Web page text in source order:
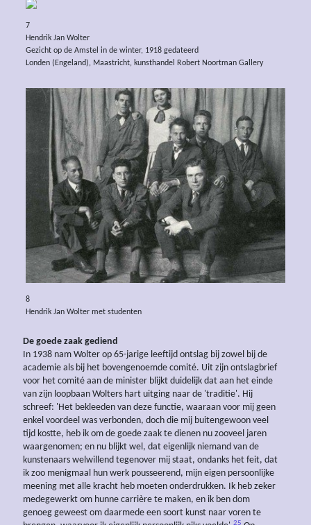
7
Hendrik Jan Wolter
Gezicht op de Amstel in de winter, 1918 gedateerd
Londen (Engeland), Maastricht, kunsthandel Robert Noortman Gallery
8
Hendrik Jan Wolter met studenten
De goede zaak gediend
In 1938 nam Wolter op 65-jarige leeftijd ontslag bij zowel bij de
academie als bij het bovengenoemde comité. Uit zijn ontslagbrief
voor het comité aan de minister blijkt duidelijk dat aan het einde
van zijn loopbaan Wolters hart uitging naar de 'traditie'. Hij
schreef: 'Het bekleeden van deze functie, waaraan voor mij geen
enkel voordeel was verbonden, doch die mij buitengewoon veel
tijd kostte, heb ik om de goede zaak te dienen nu zooveel jaren
waargenomen; en nu blijkt wel, dat eigenlijk niemand van de
kunstenaars welwillend tegenover mij staat, ondanks het feit, dat
ik zoo menigmaal hun werk pousseerend, mijn eigen persoonlijke
meening met alle kracht heb moeten onderdrukken. Ik heb zeker
medegewerkt om hunne carrière te maken, en ik ben dom
genoeg geweest om daarmede een soort kunst naar voren te
25